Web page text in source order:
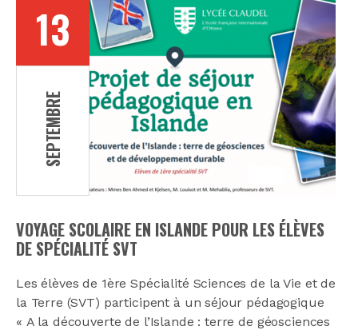
13
SEPTEMBRE
VOYAGE SCOLAIRE EN ISLANDE POUR LES ÉLÈVES
DE SPÉCIALITÉ SVT
Les élèves de 1ère Spécialité Sciences de la Vie et de
la Terre (SVT) participent à un séjour pédagogique
« A la découverte de l’Islande : terre de géosciences